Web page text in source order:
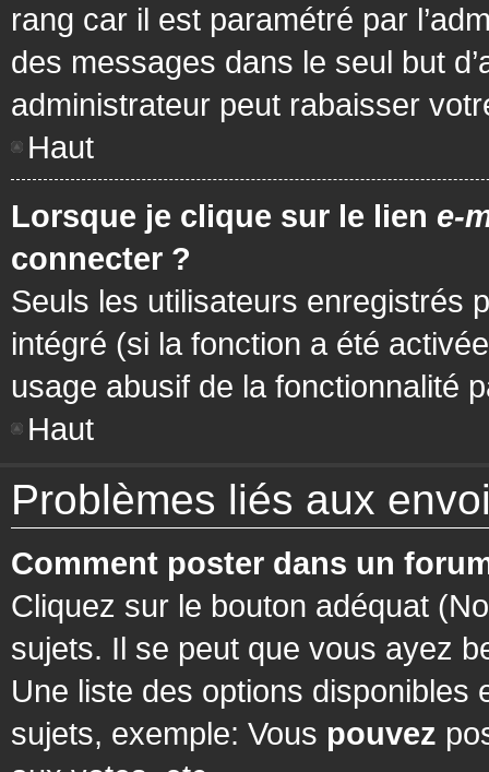
rang car il est paramétré par
des messages dans le seul but
administrateur peut rabaisser
Haut
Lorsque je clique sur le lien e-
connecter ?
Seuls les utilisateurs enregistrés
intégré (si la fonction a été
usage abusif de la fonctionnalité
Haut
Problèmes liés aux
Comment poster dans un
Cliquez sur le bouton adéquat
sujets. Il se peut que vous ayez
Une liste des options
sujets, exemple: Vous pouvez